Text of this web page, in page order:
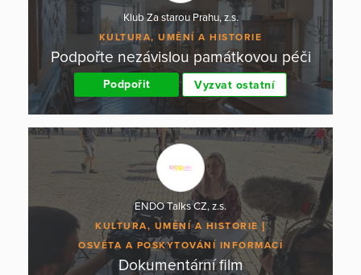
Klub Za starou Prahu, z.s.
KULTURA, UMĚNÍ A HISTORIE
Podpořte nezávislou památkovou péči
Podpořit Vyzvat ostatní
ENDO Talks CZ, z.s.
KULTURA, UMĚNÍ A HISTORIE
OSVĚTA A POSKYTOVÁNÍ INFORMACÍ
Dokumentární film